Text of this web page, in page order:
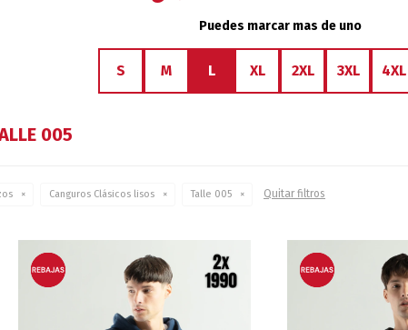
Puedes marcar mas de uno
S M L XL 2XL 3XL 4XL
005
Canguros Clásicos lisos Talle 005 Quitar filtros